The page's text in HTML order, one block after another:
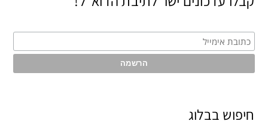
חיפוש בבלוג